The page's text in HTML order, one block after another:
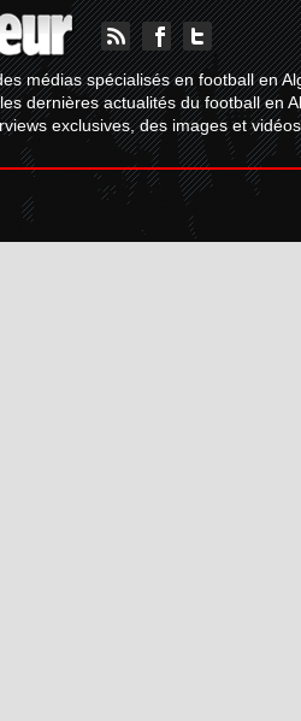
médias spécialisés en football en
dernières actualités du football en
exclusives, des images et